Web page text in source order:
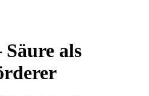
als